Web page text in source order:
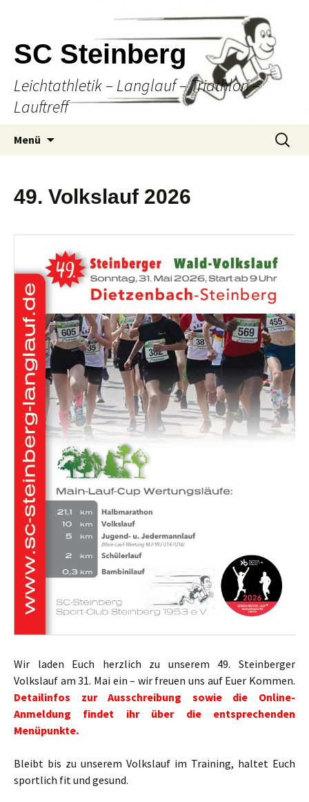
SC Steinberg
Leichtathletik – Langlauf – Triathlon –
Lauftreff
Menü
Suche
nach:
49. Volkslauf 2026
Wir laden Euch herzlich zu unserem 49. Steinberger
Volkslauf am 31. Mai ein – wir freuen uns auf Euer Kommen.
Detailinfos zur Ausschreibung sowie die Online-
Anmeldung findet ihr über die entsprechenden
Menüpunkte.
Bleibt bis zu unserem Volkslauf im Training, haltet Euch
sportlich fit und gesund.